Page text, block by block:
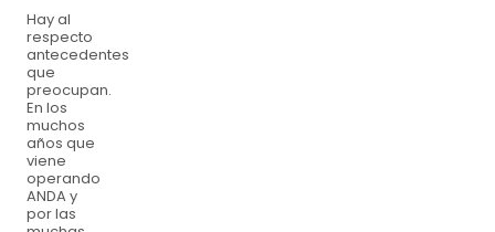
Hay al
respecto
antecedentes
que
preocupan.
En los
muchos
años que
viene
operando
ANDA y
por las